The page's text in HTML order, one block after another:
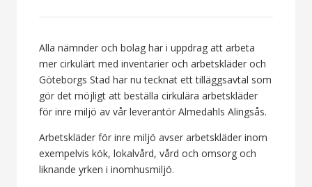
Alla nämnder och bolag har i uppdrag att arbeta
mer cirkulärt med inventarier och arbetskläder och
Göteborgs Stad har nu tecknat ett tilläggsavtal som
gör det möjligt att beställa cirkulära arbetskläder
för inre miljö av vår leverantör Almedahls Alingsås.
Arbetskläder för inre miljö avser arbetskläder inom
exempelvis kök, lokalvård, vård och omsorg och
liknande yrken i inomhusmiljö.